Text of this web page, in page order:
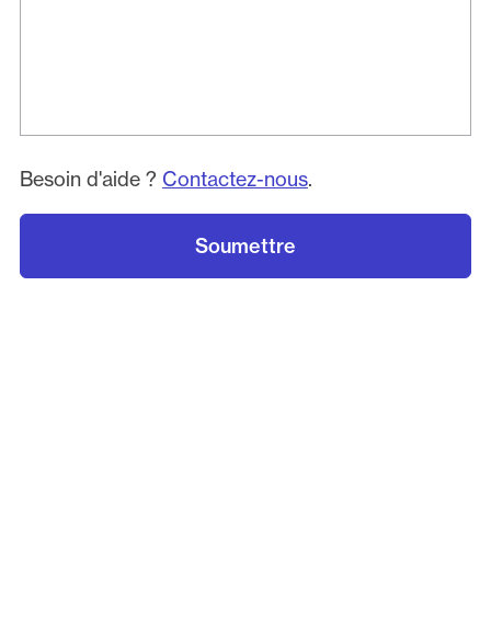
Besoin d'aide ? Contactez-nous.
Soumettre